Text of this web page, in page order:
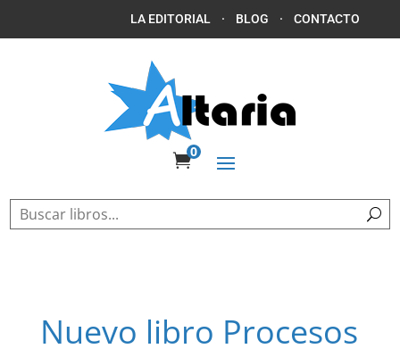
LA EDITORIAL · BLOG ·CONTACTO
0
Nuevo libro Procesos